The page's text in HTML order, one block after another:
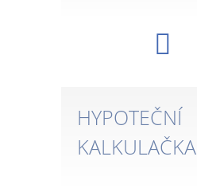
HYPOTEČNÍ
KALKULAČKA